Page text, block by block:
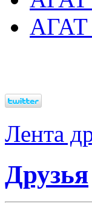
АГАТ
Лента
Друзья